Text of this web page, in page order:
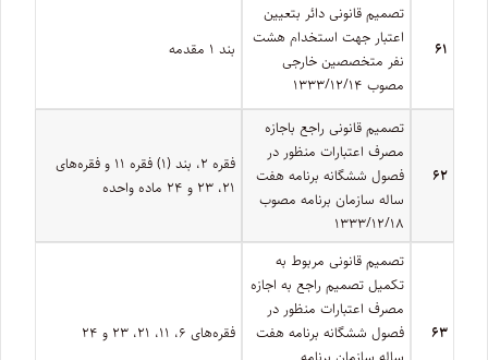
۶۱
تصمیم قانونی دائر بتعیین
اعتبار جهت استخدام هشت
نفر متخصصین خارجی
مصوب ۱۳۳۳/۱۲/۱۴
بند ۱ مقدمه
۶۲
تصمیم قانونی راجع باجازه
مصرف اعتبارات منظور در
فصول ششگانه برنامه هفت
ساله سازمان برنامه مصوب
۱۳۳۳/۱۲/۱۸
فقره ۲، بند (۱) فقره ۱۱ و فقره‌های
۲۱، ۲۳ و ۲۴ ماده واحده
۶۳
تصمیم قانونی مربوط به
تکمیل تصمیم راجع به اجازه
مصرف اعتبارات منظور در
فصول ششگانه برنامه هفت
فقره‌های ۶، ۱۱، ۲۱، ۲۳ و ۲۴